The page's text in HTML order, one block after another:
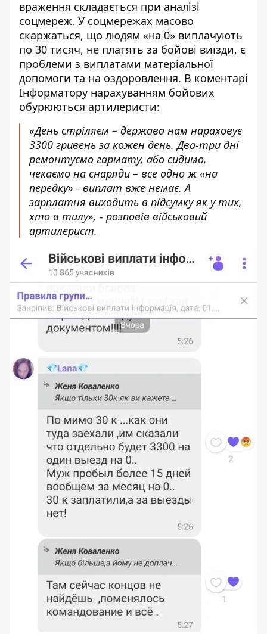
враження складається при аналізі
соцмереж. У соцмережах масово
скаржаться, що людям «на 0» виплачують
по 30 тисяч, не платять за бойові виїзди, є
проблеми з виплатами матеріальної
допомоги та на оздоровлення. В коментарі
Інформатору нарахуванням бойових
обурюються артилеристи:
«День стріляєм – держава нам нараховує
3300 гривень за кожен день. Два-три дні
ремонтуємо гармату, або сидимо,
чекаємо на снаряди – все одно ж «на
передку» - виплат вже немає. А
зарплатня виходить в підсумку як у тих,
хто в тилу», - розповів військовий
артилерист.